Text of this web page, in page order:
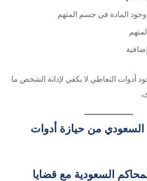
المادة في جسم المتهم
أدوات التعاطي لا يكفي لإدانة الشخص ما
من حيازة أدوات
السعودية مع قضايا